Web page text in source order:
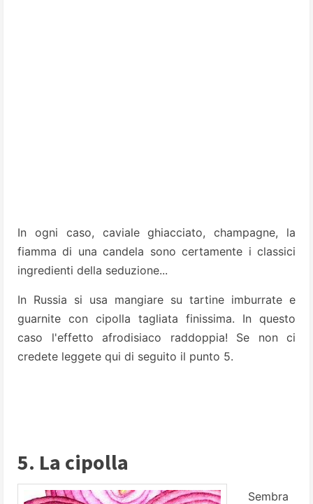
In ogni caso, caviale ghiacciato, champagne, la
fiamma di una candela sono certamente i classici
ingredienti della seduzione...
In Russia si usa mangiare su tartine imburrate e
guarnite con cipolla tagliata finissima. In questo
caso l'effetto afrodisiaco raddoppia! Se non ci
credete leggete qui di seguito il punto 5.
5. La cipolla
Sembra